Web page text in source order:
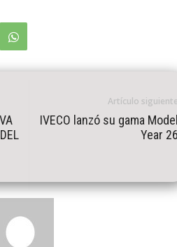
Artículo
IVECO lanzó su gama
Year